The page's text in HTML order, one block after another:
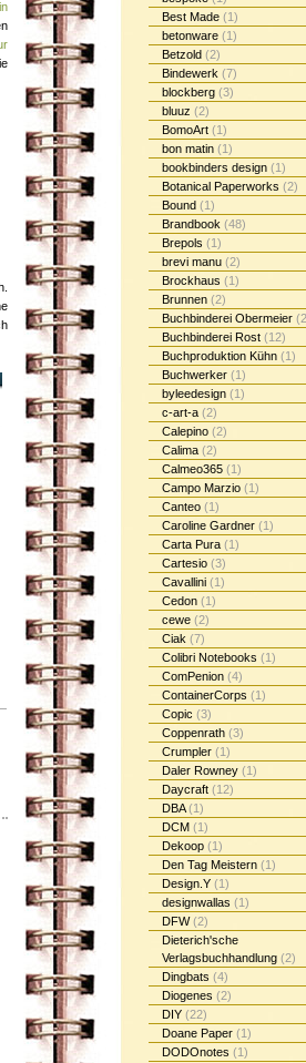
Best Made (1)
betonware (1)
Betzold (2)
Bindewerk (7)
blockberg (3)
bluuz (2)
BomoArt (1)
bon matin (1)
bookbinders design (1)
Botanical Paperworks (2)
Bound (1)
Brandbook (48)
Brepols (1)
brevi manu (2)
Brockhaus (1)
Brunnen (2)
Buchbinderei Obermeier
Buchbinderei Rost (12)
Buchproduktion Kühn (1)
Buchwerker (1)
byleedesign (1)
c-art-a (2)
Calepino (2)
Calima (2)
Calmeo365 (1)
Campo Marzio (1)
Canteo (1)
Caroline Gardner (1)
Carta Pura (1)
Cartesio (3)
Cavallini (1)
Cedon (1)
cewe (2)
Ciak (7)
Colibri Notebooks (1)
ComPenion (4)
ContainerCorps (1)
Copic (3)
Coppenrath (3)
Crumpler (1)
Daler Rowney (1)
Daycraft (12)
DBA(1)
DCM (1)
Dekoop (1)
Den Tag Meistern (1)
Design.Y (1)
designwallas (1)
DFW(2)
Dieterich'sche
Verlagsbuchhandlung (2)
Dingbats (4)
Diogenes (2)
DIY (22)
Doane Paper (1)
DODOnotes (1)